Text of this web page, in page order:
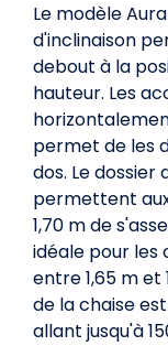
Le modèle
d'inclinaison
debout à la
hauteur. Les
permet de les
dos. Le dossier
permettent
1,70 m de
idéale pour les
entre 1,65 m et
de la chaise
allant jusqu'à